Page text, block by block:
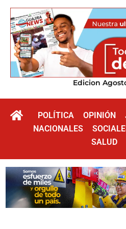
Edicion
POLÍTICA OPINIÓN
NACIONALES
SALUD